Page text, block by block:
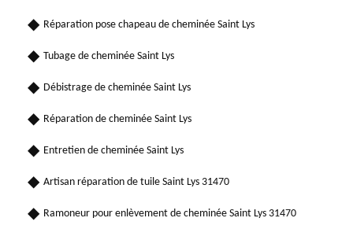
Réparation pose chapeau de cheminée Saint Lys
Tubage de cheminée Saint Lys
Débistrage de cheminée Saint Lys
Réparation de cheminée Saint Lys
Entretien de cheminée Saint Lys
Artisan réparation de tuile Saint Lys 31470
Ramoneur pour enlèvement de cheminée Saint Lys 31470